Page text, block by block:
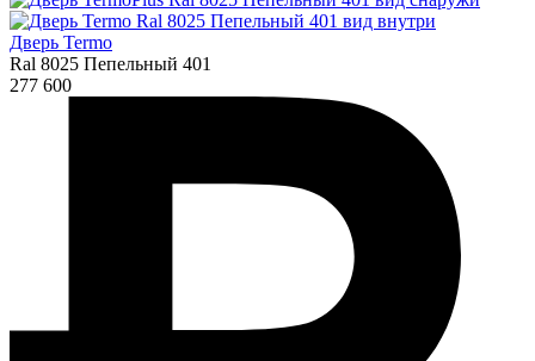
Дверь Termo
Ral 8025 Пепельный 401
277 600